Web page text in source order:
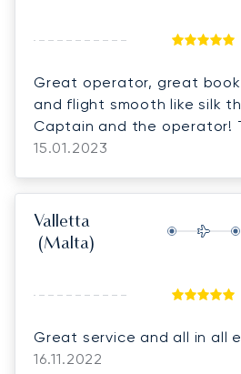
Great operator, great
and flight smooth like silk
Captain and the operator!
15.01.2023
Valletta
(Malta)
Great service and all in all
16.11.2022